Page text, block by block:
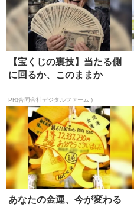
【宝くじの裏技】当たる側
に回るか、このままか
PR(合同会社デジタルファーム )
あなたの金運、今が変わる